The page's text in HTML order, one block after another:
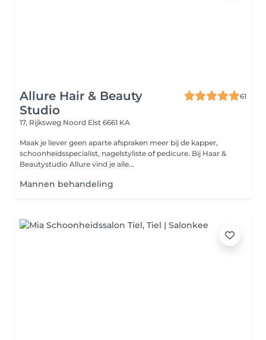
Allure Hair & Beauty
Studio
61
17, Rijksweg Noord Elst 6661 KA
Maak je liever geen aparte afspraken meer bij de kapper,
schoonheidsspecialist, nagelstyliste of pedicure. Bij Haar &
Beautystudio Allure vind je alle...
Mannen behandeling